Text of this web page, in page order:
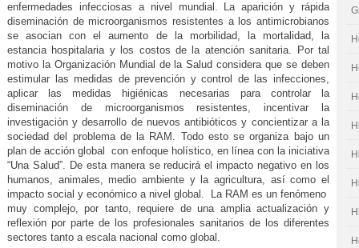
enfermedades infecciosas a nivel mundial. La aparición y rápida
diseminación de microorganismos resistentes a los antimicrobianos
se asocian con el aumento de la morbilidad, la mortalidad, la
estancia hospitalaria y los costos de la atención sanitaria. Por tal
motivo la Organización Mundial de la Salud considera que se deben
estimular las medidas de prevención y control de las infecciones,
aplicar las medidas higiénicas necesarias para controlar la
diseminación de microorganismos resistentes, incentivar la
investigación y desarrollo de nuevos antibióticos y concientizar a la
sociedad del problema de la RAM. Todo esto se organiza bajo un
plan de acción global con enfoque holístico, en línea con la iniciativa
“Una Salud”. De esta manera se reducirá el impacto negativo en los
humanos, animales, medio ambiente y la agricultura, así como el
impacto social y económico a nivel global. La RAM es un fenómeno
muy complejo, por tanto, requiere de una amplia actualización y
reflexión por parte de los profesionales sanitarios de los diferentes
sectores tanto a escala nacional como global.